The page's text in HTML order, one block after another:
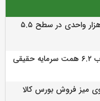
بورس تهران با رشد ۱۱۲ هزار واحدی در سطح ۵.۵
میز فروش بورس کالا